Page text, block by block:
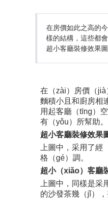
在房價如此之高的
樣的結構，這些都
超小客廳裝修效果
在（zài）房價（
麵積小且和廚房相
用起客廳（tīng）
有（yǒu）所幫助。
超小客廳裝修效果
上圖中，采用了
格（gé）調。
超小（xiǎo）客廳
上圖中，同樣是
的沙發茶幾（jǐ）